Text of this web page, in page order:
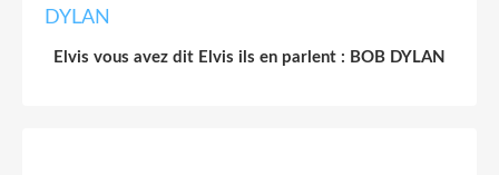
Elvis vous avez dit Elvis ils en parlent : BOB DYLAN